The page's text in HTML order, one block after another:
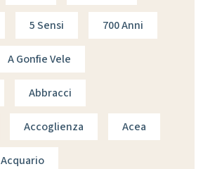
5 Sensi 700 Anni
A Gonfie Vele
Abbracci
Accoglienza Acea
Acquario